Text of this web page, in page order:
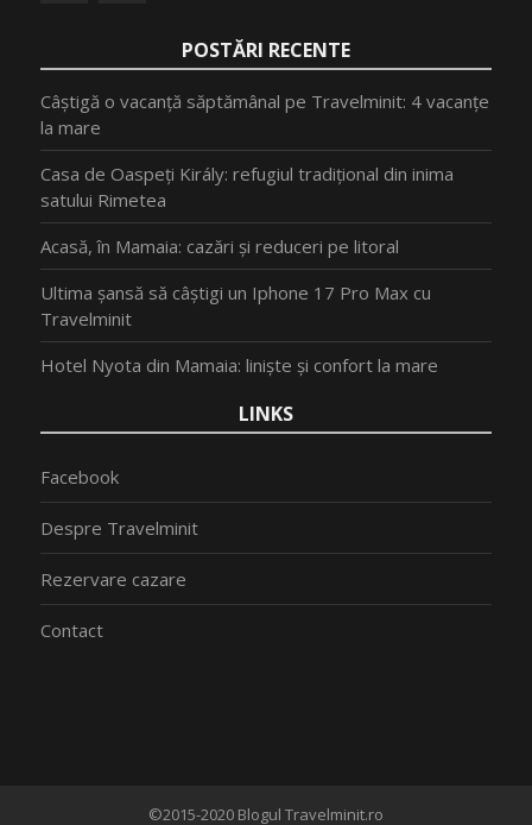
POSTĂRI RECENTE
Câștigă o vacanță săptămânal pe Travelminit: 4 vacanțe
la mare
Casa de Oaspeți Király: refugiul tradițional din inima
satului Rimetea
Acasă, în Mamaia: cazări și reduceri pe litoral
Ultima șansă să câștigi un Iphone 17 Pro Max cu
Travelminit
Hotel Nyota din Mamaia: liniște și confort la mare
LINKS
Facebook
Despre Travelminit
Rezervare cazare
Contact
©2015-2020 Blogul Travelminit.ro